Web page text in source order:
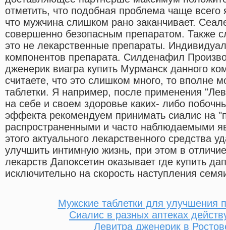
отметить, что подобная проблема чаще всего
что мужчина слишком рано заканчивает.
совершенно безопасным препаратом. Также
это не лекарственные препараты.
компонентов препарата. Силденафил
дженерик виагра купить Мурманск данного
считаете, что это слишком много, то вполне
таблетки. Я например, после применения
на себе и своем здоровье каких- либо
эффекта рекомендуем принимать сиалис на
распространенными и часто наблюдаемыми
этого актуального лекарственного средства
улучшить интимную жизнь, при этом в
лекарств Дапоксетин оказывает где купить
исключительно на скорость наступления
Мужские таблетки для улучшения
Сиалис в разных аптеках
Левитра дженерик в